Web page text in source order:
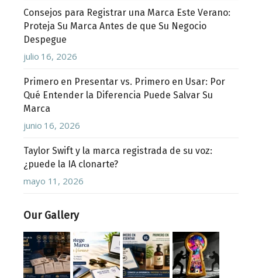
Consejos para Registrar una Marca Este Verano:
Proteja Su Marca Antes de que Su Negocio
Despegue
julio 16, 2026
Primero en Presentar vs. Primero en Usar: Por
Qué Entender la Diferencia Puede Salvar Su
Marca
junio 16, 2026
Taylor Swift y la marca registrada de su voz:
¿puede la IA clonarte?
mayo 11, 2026
Our Gallery